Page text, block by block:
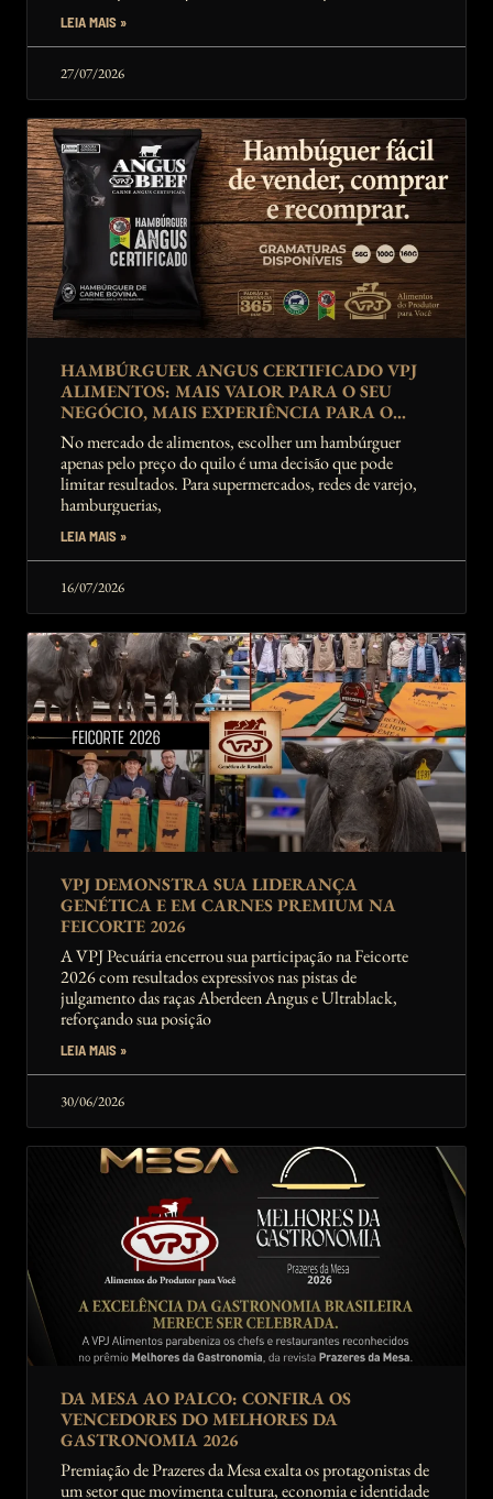
LEIA MAIS »
27/07/2026
HAMBÚRGUER ANGUS CERTIFICADO VPJ
ALIMENTOS: MAIS VALOR PARA O SEU
NEGÓCIO, MAIS EXPERIÊNCIA PARA O
CONSUMIDOR
No mercado de alimentos, escolher um hambúrguer
apenas pelo preço do quilo é uma decisão que pode
limitar resultados. Para supermercados, redes de varejo,
hamburguerias,
LEIA MAIS »
16/07/2026
VPJ DEMONSTRA SUA LIDERANÇA
GENÉTICA E EM CARNES PREMIUM NA
FEICORTE 2026
A VPJ Pecuária encerrou sua participação na Feicorte
2026 com resultados expressivos nas pistas de
julgamento das raças Aberdeen Angus e Ultrablack,
reforçando sua posição
LEIA MAIS »
30/06/2026
DA MESA AO PALCO: CONFIRA OS
VENCEDORES DO MELHORES DA
GASTRONOMIA 2026
Premiação de Prazeres da Mesa exalta os protagonistas de
um setor que movimenta cultura, economia e identidade